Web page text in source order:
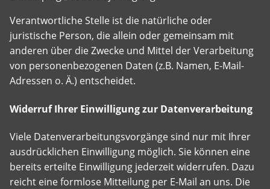
Verantwortliche Stelle ist die natürliche oder
juristische Person, die allein oder gemeinsam mit
anderen über die Zwecke und Mittel der Verarbeitung
von personenbezogenen Daten (z.B. Namen, E-Mail-
Adressen o. Ä.) entscheidet.
Widerruf Ihrer Einwilligung zur Datenverarbeitung
Viele Datenverarbeitungsvorgänge sind nur mit Ihrer
ausdrücklichen Einwilligung möglich. Sie können eine
bereits erteilte Einwilligung jederzeit widerrufen. Dazu
reicht eine formlose Mitteilung per E-Mail an uns. Die